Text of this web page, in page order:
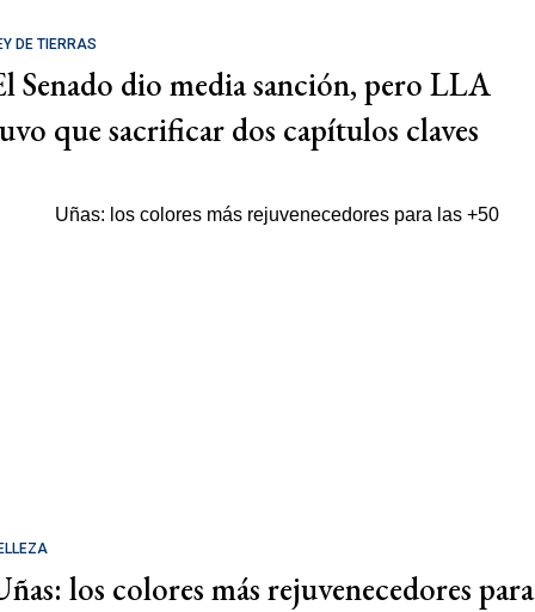
DE TIERRAS
Senado dio media sanción, pero LLA
que sacrificar dos capítulos claves
los colores más rejuvenecedores para